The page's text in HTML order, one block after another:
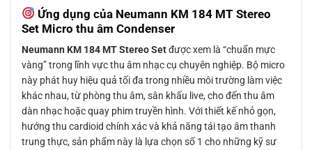
Ứng dụng của Neumann KM 184 MT Stereo
Set Micro thu âm Condenser
Neumann KM 184 MT Stereo Setđược xem là “chuẩn mực
vàng” trong lĩnh vực thu âm nhạc cụ chuyên nghiệp. Bộ micro
này phát huy hiệu quả tối đa trong nhiều môi trường làm việc
khác nhau, từ phòng thu âm, sân khấu live, cho đến thu âm
dàn nhạc hoặc quay phim truyền hình. Với thiết kế nhỏ gọn,
hướng thu cardioid chính xác và khả năng tái tạo âm thanh
trung thực, sản phẩm này là lựa chọn số 1 cho những kỹ sư